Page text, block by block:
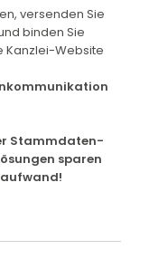
versenden Sie
binden Sie
Kanzlei-Website
Stammdaten-
sparen